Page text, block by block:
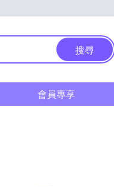
搜尋
會員專享